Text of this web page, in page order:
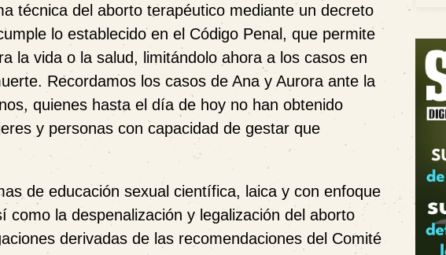
técnica del aborto terapéutico mediante un decreto
lo establecido en el Código Penal, que permite
la vida o la salud, limitándolo ahora a los casos en
Recordamos los casos de Ana y Aurora ante la
quienes hasta el día de hoy no han obtenido
y personas con capacidad de gestar que
de educación sexual científica, laica y con enfoque
la despenalización y legalización del aborto
derivadas de las recomendaciones del Comité